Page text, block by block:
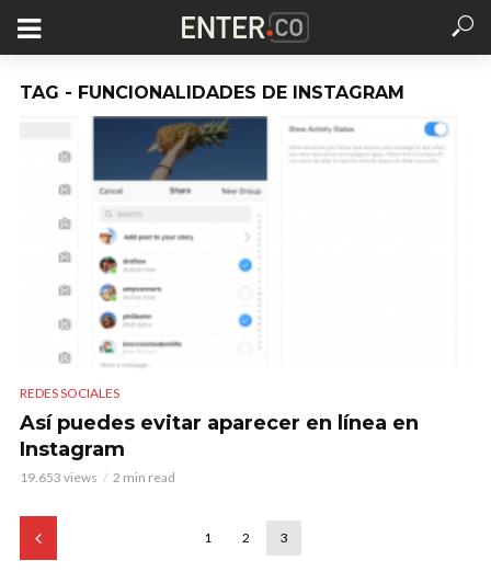
TAG - FUNCIONALIDADES DE INSTAGRAM
REDES SOCIALES
Así puedes evitar aparecer en línea en
Instagram
19.653 views 2 min read
1 2 3